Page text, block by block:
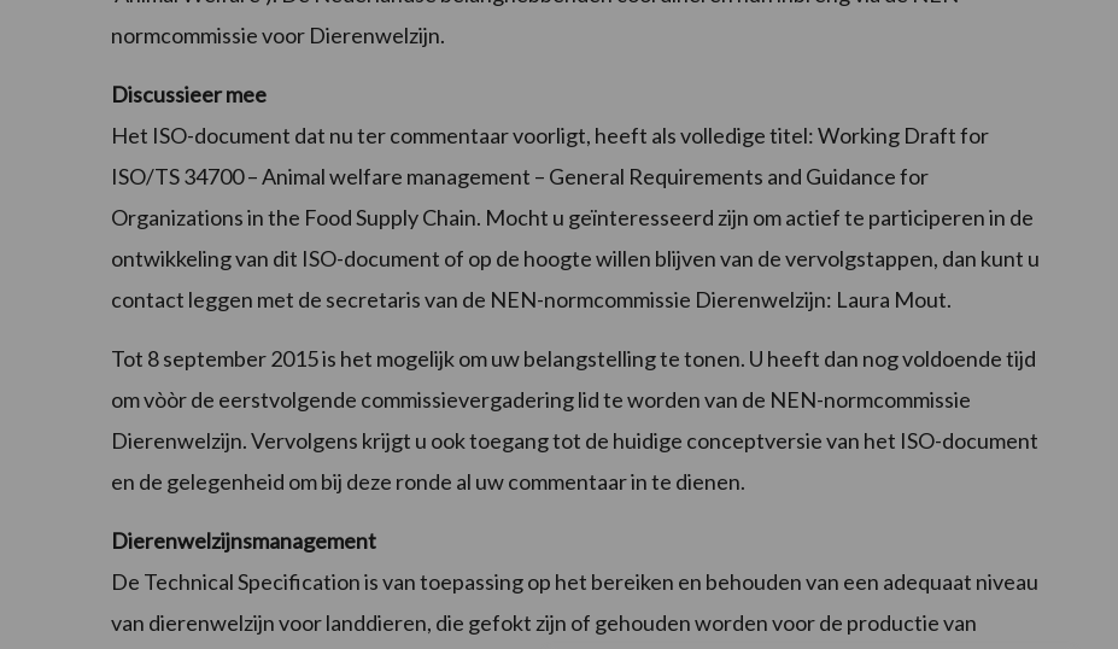
normcommissie voor Dierenwelzijn.
Discussieer mee
Het ISO-document dat nu ter commentaar voorligt, heeft als volledige titel: Working Draft for
ISO/TS 34700 – Animal welfare management – General Requirements and Guidance for
Organizations in the Food Supply Chain. Mocht u geïnteresseerd zijn om actief te participeren in de
ontwikkeling van dit ISO-document of op de hoogte willen blijven van de vervolgstappen, dan kunt u
contact leggen met de secretaris van de NEN-normcommissie Dierenwelzijn: Laura Mout.
Tot 8 september 2015 is het mogelijk om uw belangstelling te tonen. U heeft dan nog voldoende tijd
om vòòr de eerstvolgende commissievergadering lid te worden van de NEN-normcommissie
Dierenwelzijn. Vervolgens krijgt u ook toegang tot de huidige conceptversie van het ISO-document
en de gelegenheid om bij deze ronde al uw commentaar in te dienen.
Dierenwelzijnsmanagement
De Technical Specification is van toepassing op het bereiken en behouden van een adequaat niveau
van dierenwelzijn voor landdieren, die gefokt zijn of gehouden worden voor de productie van